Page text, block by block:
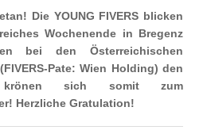
Die YOUNG FIVERS blicken
Wochenende in Bregenz
bei den Österreichischen
Pate: Wien Holding) den
krönen sich somit zum
Herzliche Gratulation!